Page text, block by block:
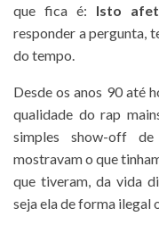
que fica é: Isto
responder a pergunta,
do tempo.
Desde os anos 90 até
qualidade do rap
simples show-off
mostravam o que
que tiveram, da vida
seja ela de forma ilegal